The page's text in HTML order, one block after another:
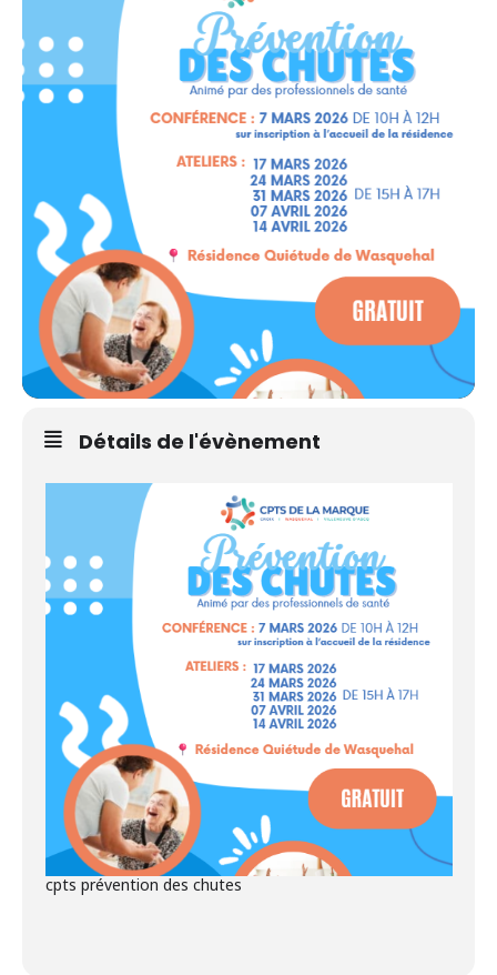
Détails de l'évènement
cpts prévention des chutes